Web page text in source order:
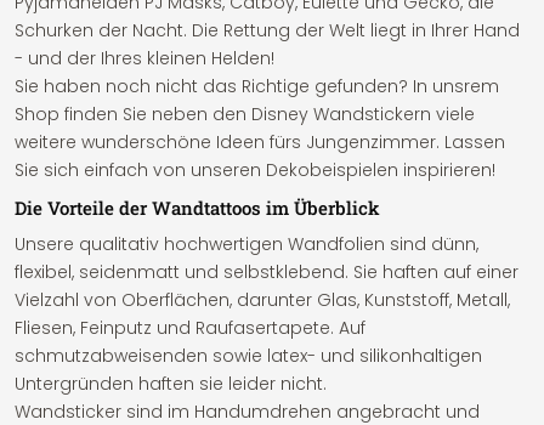
Schurken der Nacht. Die Rettung der Welt liegt in Ihrer Hand
- und der Ihres kleinen Helden!
Sie haben noch nicht das Richtige gefunden? In unsrem
Shop finden Sie neben den Disney Wandstickern viele
weitere wunderschöne Ideen fürs Jungenzimmer. Lassen
Sie sich einfach von unseren Dekobeispielen inspirieren!
Die Vorteile der Wandtattoos im Überblick
Unsere qualitativ hochwertigen Wandfolien sind dünn,
flexibel, seidenmatt und selbstklebend. Sie haften auf einer
Vielzahl von Oberflächen, darunter Glas, Kunststoff, Metall,
Fliesen, Feinputz und Raufasertapete. Auf
schmutzabweisenden sowie latex- und silikonhaltigen
Untergründen haften sie leider nicht.
Wandsticker sind im Handumdrehen angebracht und